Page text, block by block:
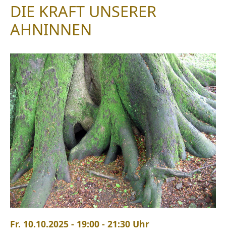
DIE KRAFT UNSERER
AHNINNEN
Fr. 10.10.2025 - 19:00 - 21:30 Uhr